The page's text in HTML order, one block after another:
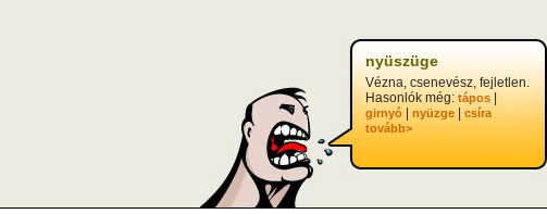
nyüszüge
Vézna, csenevész, fejletlen.
Hasonlók még: tápos
girnyó nyüzge
csíra
tovább>